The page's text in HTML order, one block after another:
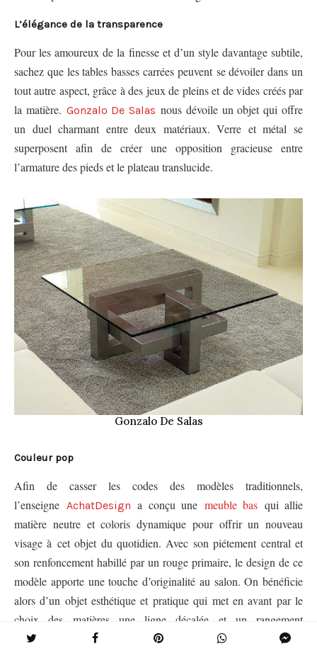
L’élégance de la transparence
Pour les amoureux de la finesse et d’un style davantage subtile,
sachez que les tables basses carrées peuvent se dévoiler dans un
tout autre aspect, grâce à des jeux de pleins et de vides créés par
la matière. Gonzalo De Salas nous dévoile un objet qui offre
un duel charmant entre deux matériaux. Verre et métal se
superposent afin de créer une opposition gracieuse entre
l’armature des pieds et le plateau translucide.
Gonzalo De Salas
Couleur pop
Afin de casser les codes des modèles traditionnels,
l’enseigne AchatDesign a conçu une meuble bas qui allie
matière neutre et coloris dynamique pour offrir un nouveau
visage à cet objet du quotidien. Avec son piétement central et
son renfoncement habillé par un rouge primaire, le design de ce
modèle apporte une touche d’originalité au salon. On bénéficie
alors d’un objet esthétique et pratique qui met en avant par le
choix des matières une ligne décalée et un rangement
ingénieux.